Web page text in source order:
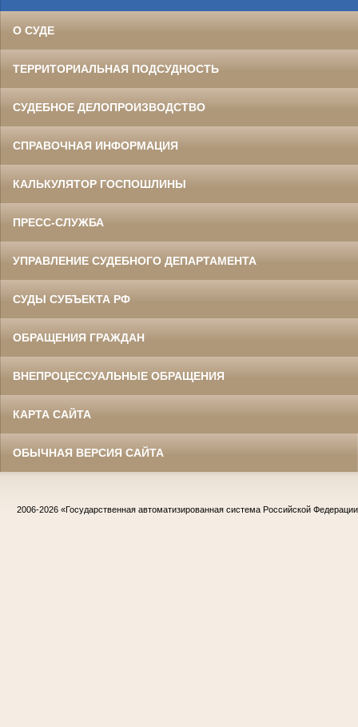
О СУДЕ
ТЕРРИТОРИАЛЬНАЯ ПОДСУДНОСТЬ
СУДЕБНОЕ ДЕЛОПРОИЗВОДСТВО
СПРАВОЧНАЯ ИНФОРМАЦИЯ
КАЛЬКУЛЯТОР ГОСПОШЛИНЫ
ПРЕСС-СЛУЖБА
УПРАВЛЕНИЕ СУДЕБНОГО ДЕПАРТАМЕНТА
СУДЫ СУБЪЕКТА РФ
ОБРАЩЕНИЯ ГРАЖДАН
ВНЕПРОЦЕССУАЛЬНЫЕ ОБРАЩЕНИЯ
КАРТА САЙТА
ОБЫЧНАЯ ВЕРСИЯ САЙТА
2006-2026 «Государственная автоматизированная система Российской